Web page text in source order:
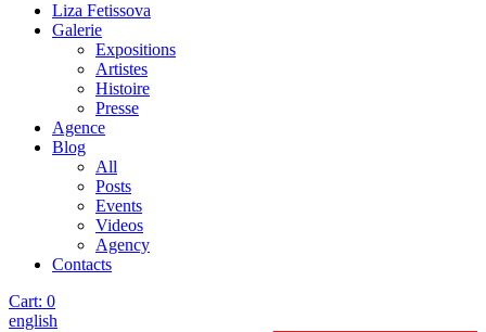
Liza Fetissova
Galerie
Expositions
Artistes
Histoire
Presse
Agence
Blog
All
Posts
Events
Videos
Agency
Contacts
Cart: 0
english